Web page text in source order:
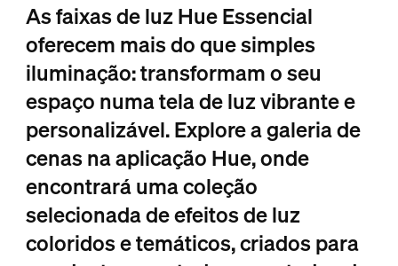
As faixas de luz Hue Essencial
oferecem mais do que simples
iluminação: transformam o seu
espaço numa tela de luz vibrante e
personalizável. Explore a galeria de
cenas na aplicação Hue, onde
encontrará uma coleção
selecionada de efeitos de luz
coloridos e temáticos, criados para